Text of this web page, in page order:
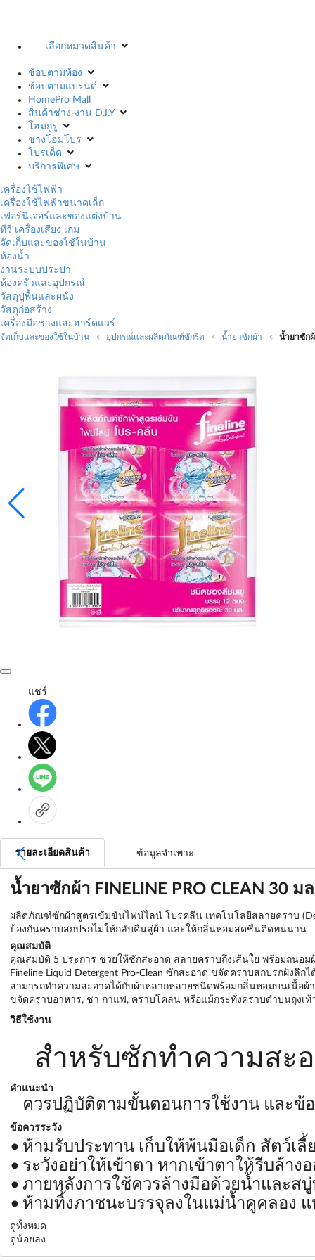
เลือกหมวดสินค้า
ช้อปตามห้อง
ช้อปตามแบรนด์
HomePro Mall
สินค้าช่าง-งาน D.I.Y
โฮมกูรู
ช่างโฮมโปร
โปรเด็ด
บริการพิเศษ
เครื่องใช้ไฟฟ้า
เครื่องใช้ไฟฟ้าขนาดเล็ก
เฟอร์นิเจอร์และของแต่งบ้าน
ทีวี เครื่องเสียง เกม
จัดเก็บและของใช้ในบ้าน
ห้องน้ำ
งานระบบประปา
ห้องครัวและอุปกรณ์
วัสดุปูพื้นและผนัง
วัสดุก่อสร้าง
เครื่องมือช่างและฮาร์ดแวร์
จัดเก็บและของใช้ในบ้าน อุปกรณ์และผลิตภัณฑ์ซักรีด น้ำยาซักผ้า น้ำยาซักผ้
แชร์
รายละเอียดสินค้า ข้อมูลจำเพาะ
น้ำยาซักผ้า FINELINE PRO CLEAN 30
ผลิตภัณฑ์ซักผ้าสูตรเข้มข้นไฟน์ไลน์ โปรคลีน เทคโนโลยีสลายคราบ
ป้องกันคราบสกปรกไม่ให้กลับคืนสู่ผ้า และให้กลิ่นหอมสดชื่นติดทนนาน
คุณสมบัติ
คุณสมบัติ 5 ประการ ช่วยให้ซักสะอาด สลายคราบถึงเส้นใย พร้อมถนอม
Fineline Liquid Detergent Pro-Clean ซักสะอาด ขจัดคราบสกปรกฝังลึก
สามารถทำความสะอาดได้กับผ้าหลากหลายชนิดพร้อมกลิ่นหอมบนเนื้อผ้า
ขจัดคราบอาหาร, ชา กาแฟ, คราบโคลน หรือแม้กระทั่งคราบดำบนถุงเท้
วิธีใช้งาน
สำหรับซักทำความสะ
คำแนะนำ
ควรปฏิบัติตามขั้นตอนการใช้งาน และข้อ
ข้อควรระวัง
ห้ามรับประทาน เก็บให้พ้นมือเด็ก สัตว์เลี้
ระวังอย่าให้เข้าตา หากเข้าตาให้รีบล้า
ภายหลังการใช้ควรล้างมือด้วยน้ำและส
ห้ามทิ้งภาชนะบรรจุลงในแม่น้ำคูคลอง
ดูทั้งหมด
ดูน้อยลง